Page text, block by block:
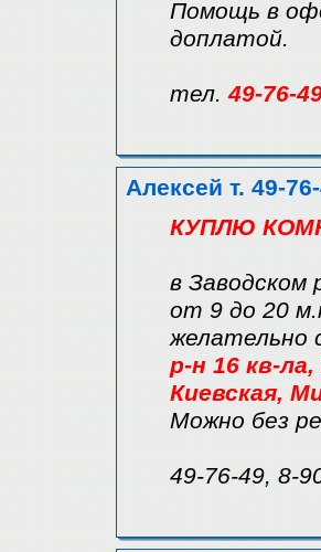
Помощь в
доплатой.
тел.49-76-
Алексей т. 49-
КУПЛЮ
в Заводском
от 9 до 20
желательно
р-н 16 кв-
Киевская,
Можно без
49-76-49, 8-